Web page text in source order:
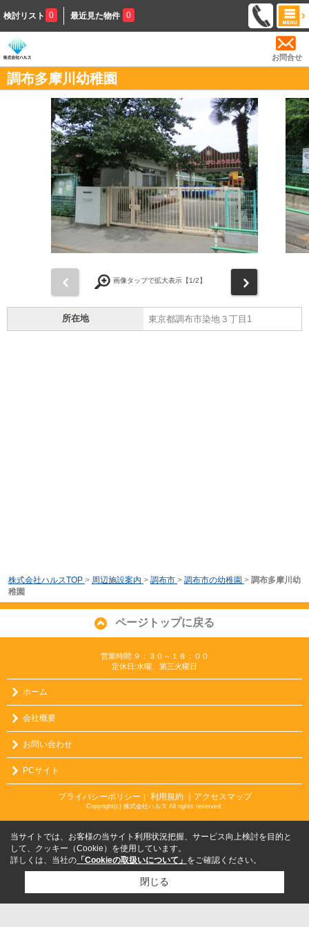
検討リスト 0 最近見た物件 0
お問合せ
調布多摩川幼稚園
画像タップで拡大表示【1/2】
所在地 東京都調布市染地３丁目1
株式会社ハルスTOP > 周辺施設案内 > 調布市 > 調布市の幼稚園 > 調布多摩川幼
稚園
ページトップに戻る
営業時間:９：３０～１８：００
定休日:水曜、第三火曜日
ホーム
会社概要
お問い合わせ
PCサイト
プライバシーポリシー ｜ 利用規約 ｜アクセスマップ
Copyright(c) 株式会社ハルス All rights reserved.
当サイトでは、お客様の当サイト利用状況把握、サービス向上検討を目的と
して、クッキー（Cookie）を使用しています。
詳しくは、当社の 「Cookieの取扱いについて」 をご確認ください。
閉じる